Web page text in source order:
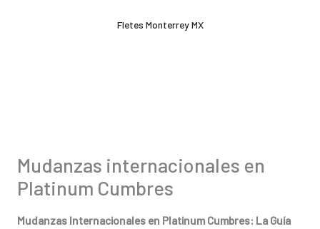
Fletes Monterrey MX
Mudanzas internacionales en
Platinum Cumbres
Mudanzas Internacionales en Platinum Cumbres: La Guía